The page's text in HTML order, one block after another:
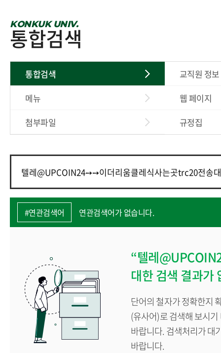
KONKUK UNIV.
통합검색
통합검색
교직원 정보
메뉴
웹 페이지
첨부파일
규정집
#연관검색어 연관검색어가 없습니다.
“텔레
대한 검색 결과가
단어의 철자가 정확한지
(유사어)로 검색해 보시
바랍니다. 검색처리가 대
바랍니다.